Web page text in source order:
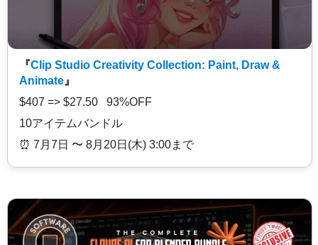
『Clip Studio Creativity Collection: Paint, Draw &
Animate 』
$407 => $27.50 93%OFF
10アイテムバンドル
⏰️ 7月7日 〜 8月20日(木) 3:00まで